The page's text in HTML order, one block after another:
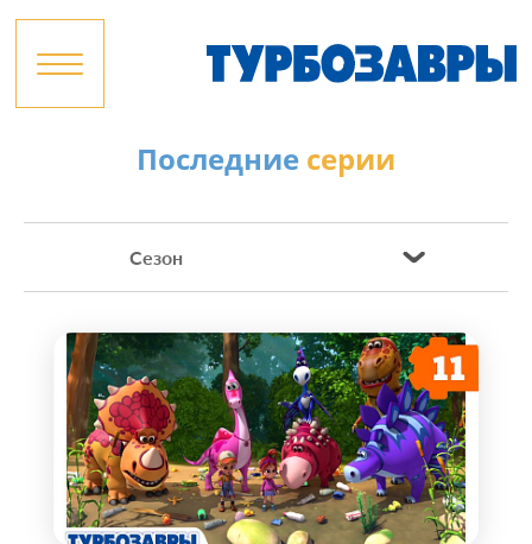
Последние серии
Сезон